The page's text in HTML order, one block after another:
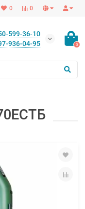
0
0
599-36-10
936-04-95
0